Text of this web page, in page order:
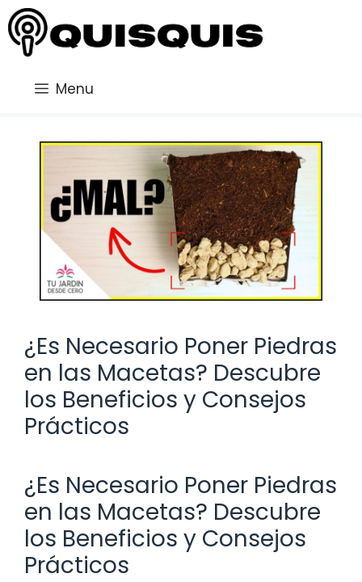
Saltar
al
contenido
Menu
¿Es Necesario Poner Piedras
en las Macetas? Descubre
los Beneficios y Consejos
Prácticos
¿Es Necesario Poner Piedras
en las Macetas? Descubre
los Beneficios y Consejos
Prácticos